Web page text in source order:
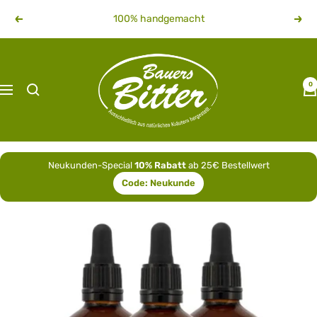
zum
Inhalt
Zurück 100% handgemacht
Navigation
bauersbitter
0
Neukunden-Special 10% Rabattab 25€ Bestellwert
Code: Neukunde